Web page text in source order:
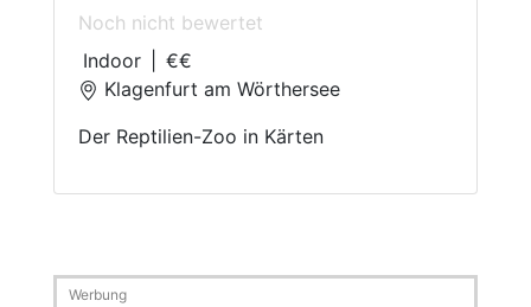
Noch nicht bewertet
Indoor
€€
Klagenfurt am Wörthersee
Der Reptilien-Zoo in Kärten